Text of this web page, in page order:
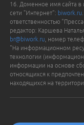
16. Доменное имя сайта
сети "Интернет": biwork.ru
ответственностью
редактор: Каршева
br@biwork.ru , номер
"На информационном
технологии
информации на основе
относящихся к
находящихся на